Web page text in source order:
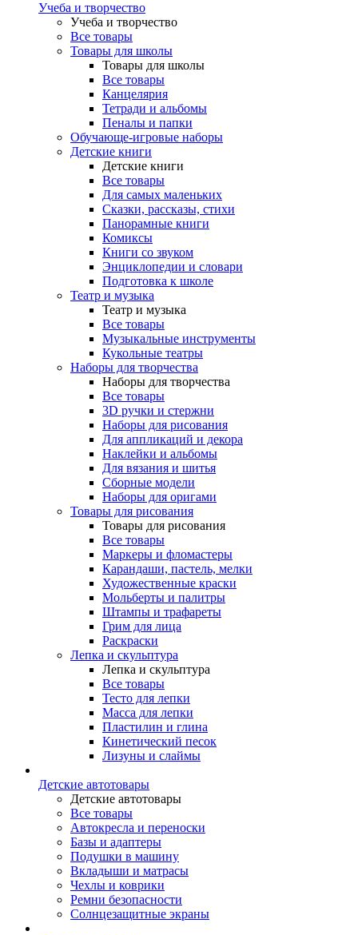
Учеба и творчество
Учеба и творчество
Все товары
Товары для школы
Товары для школы
Все товары
Канцелярия
Тетради и альбомы
Пеналы и папки
Обучающе-игровые наборы
Детские книги
Детские книги
Все товары
Для самых маленьких
Сказки, рассказы, стихи
Панорамные книги
Комиксы
Книги со звуком
Энциклопедии и словари
Подготовка к школе
Театр и музыка
Театр и музыка
Все товары
Музыкальные инструменты
Кукольные театры
Наборы для творчества
Наборы для творчества
Все товары
3D ручки и стержни
Наборы для рисования
Для аппликаций и декора
Наклейки и альбомы
Для вязания и шитья
Сборные модели
Наборы для оригами
Товары для рисования
Товары для рисования
Все товары
Маркеры и фломастеры
Карандаши, пастель, мелки
Художественные краски
Мольберты и палитры
Штампы и трафареты
Грим для лица
Раскраски
Лепка и скульптура
Лепка и скульптура
Все товары
Тесто для лепки
Масса для лепки
Пластилин и глина
Кинетический песок
Лизуны и слаймы
Детские автотовары
Детские автотовары
Все товары
Автокресла и переноски
Базы и адаптеры
Подушки в машину
Вкладыши и матрасы
Чехлы и коврики
Ремни безопасности
Солнцезащитные экраны